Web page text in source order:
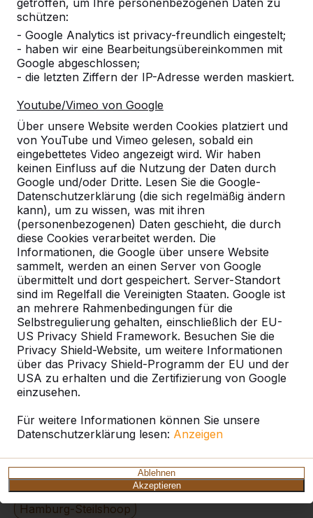
getroffen, um Ihre personenbezogenen Daten zu
schützen:
- Google Analytics ist privacy-freundlich eingestelt;
- haben wir eine Bearbeitungsübereinkommen mit
Google abgeschlossen;
- die letzten Ziffern der IP-Adresse werden maskiert.
Youtube/Vimeo von Google
Über unsere Website werden Cookies platziert und
von YouTube und Vimeo gelesen, sobald ein
eingebettetes Video angezeigt wird. Wir haben
keinen Einfluss auf die Nutzung der Daten durch
Google und/oder Dritte. Lesen Sie die Google-
Datenschutzerklärung (die sich regelmäßig ändern
kann), um zu wissen, was mit ihren
(personenbezogenen) Daten geschieht, die durch
diese Cookies verarbeitet werden. Die
Informationen, die Google über unsere Website
sammelt, werden an einen Server von Google
übermittelt und dort gespeichert. Server-Standort
sind im Regelfall die Vereinigten Staaten. Google ist
an mehrere Rahmenbedingungen für die
Selbstregulierung gehalten, einschließlich der EU-
US Privacy Shield Framework. Besuchen Sie die
Privacy Shield-Website, um weitere Informationen
über das Privacy Shield-Programm der EU und der
USA zu erhalten und die Zertifizierung von Google
einzusehen.
Für weitere Informationen können Sie unsere
Datenschutzerklärung lesen: Anzeigen
Ablehnen
Akzeptieren
Referenzen
Unsere Produkte finden Sie in ganz Europa
und darüber hinaus. Sehen Sie hier, wo Sie
ein HeBlad-Produkt in Ihrer Nähe finden.
Produkt
Alles anzeigen
Kategorie
Alles anzeigen
Ort oder Postleitzahl suchen
Zie ook
Hamburg-Steilshoop